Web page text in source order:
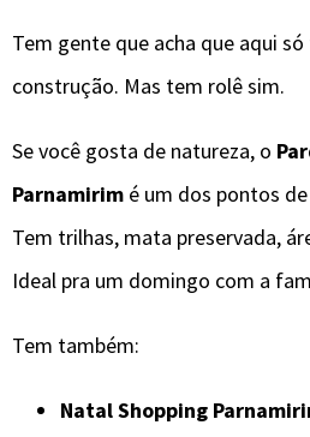
Tem gente que acha que aqui
construção. Mas tem rolê sim.
Se você gosta de natureza, o
Parnamirim é um dos pontos
Tem trilhas, mata preservada,
Ideal pra um domingo com a
Tem também:
Natal Shopping